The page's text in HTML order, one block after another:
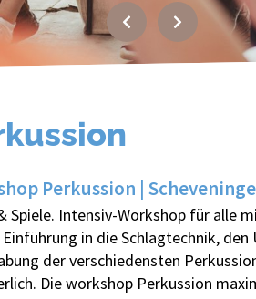
Perkussion |
Spiele. Intensiv‐Workshop für alle
in die Schlagtechnik,
der verschiedensten
Die workshop Perkussion